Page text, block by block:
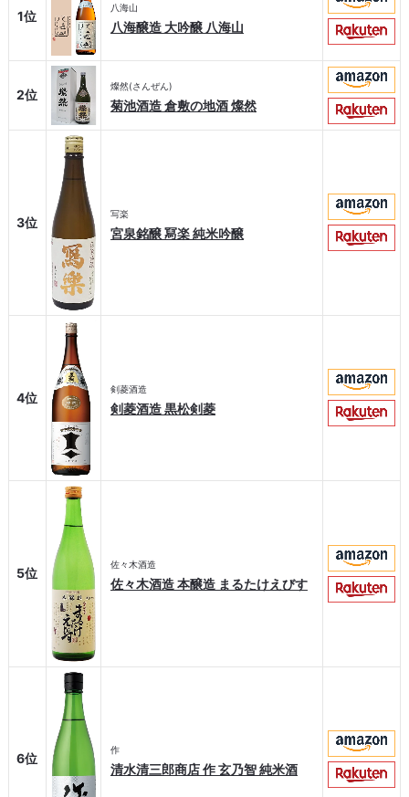
1位
八海山
‎八海醸造 大吟醸 八海山
2位
燦然(さんぜん)
菊池酒造 倉敷の地酒 燦然
3位
写楽
宮泉銘醸 冩楽 純米吟醸
4位
剣菱酒造
剣菱酒造 黒松剣菱
5位
佐々木酒造
佐々木酒造 本醸造 まるたけえびす
6位
作
清水清三郎商店 作 玄乃智 純米酒